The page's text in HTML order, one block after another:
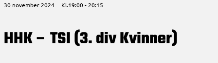
30 november 2024 Kl.19:00 20:15
HHK – TSI (3. div Kvinner)